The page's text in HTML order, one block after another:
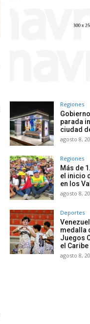
Regiones
parada
ciudad
agosto 8,
Regiones
Más de
el inicio
en los
agosto 8,
Deportes
medalla
Juegos
el Caribe
agosto 8,